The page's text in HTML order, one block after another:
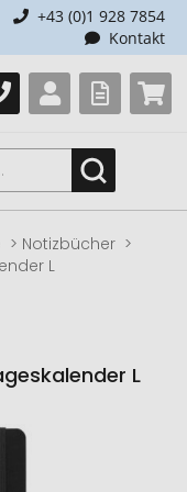
+43 (0)1 928 7854
Kontakt
Notizbücher
L
L